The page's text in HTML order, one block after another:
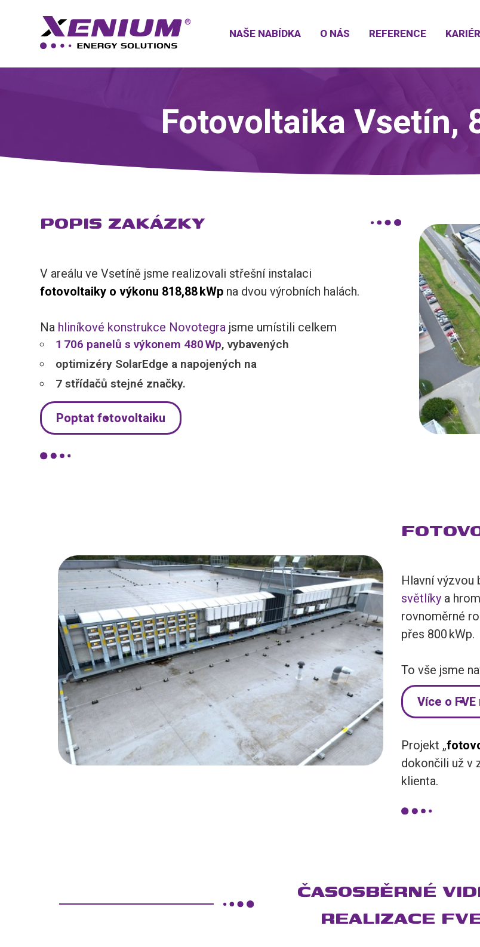
NAŠE NABÍDKA O NÁS REFERENCE
Fotovoltaika Vsetín,
POPIS ZAKÁZKY
V areálu ve Vsetíně jsme realizovali střešní instalaci
fotovoltaiky o výkonu 818,88 kWp na dvou výrobních halách.
Na hliníkové konstrukce Novotegra jsme umístili celkem
1 706 panelů s výkonem 480 Wp, vybavených
optimizéry SolarEdge a napojených na
7 střídačů stejné značky.
Poptat fotovoltaiku
Hlavní výzvou
světlíky a
rovnoměrné
přes 800 kWp.
To vše jsme
Více o FVE
Projekt „
dokončili už v
klienta.
ČASOSBĚRNÉ
REALIZACE